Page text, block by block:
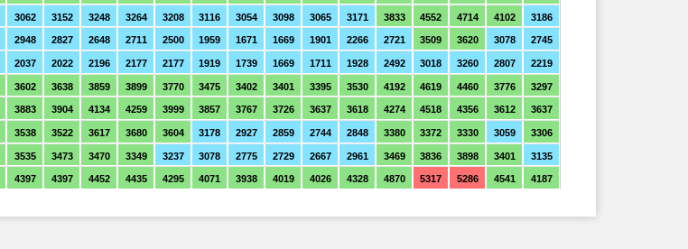
3062 3152 3248 3264 3208 3116 3054 3098 3065 3171 3833 4552 4714 4102 3186
2948 2827 2648 2711 2500 1959 1671 1669 1901 2266 2721 3509 3620 3078 2745
2037 2022 2196 2177 2177 1919 1739 1669 1711 1928 2492 3018 3260 2807 2219
3602 3638 3859 3899 3770 3475 3402 3401 3395 3530 4192 4619 4460 3776 3297
3883 3904 4134 4259 3999 3857 3767 3726 3637 3618 4274 4518 4356 3612 3637
3538 3522 3617 3680 3604 3178 2927 2859 2744 2848 3380 3372 3330 3059 3306
3535 3473 3470 3349 3237 3078 2775 2729 2667 2961 3469 3836 3898 3401 3135
4397 4397 4452 4435 4295 4071 3938 4019 4026 4328 4870 5317 5286 4541 4187